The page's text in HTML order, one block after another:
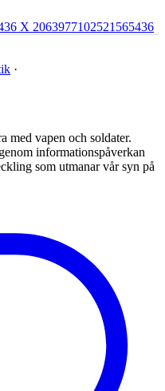
X 2063977102521565436
·
med vapen och soldater.
informationspåverkan
som utmanar vår syn på